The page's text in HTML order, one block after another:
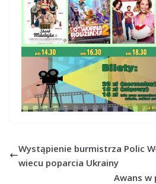
Wystąpienie burmistrza Polic
wiecu poparcia Ukrainy
Awans w